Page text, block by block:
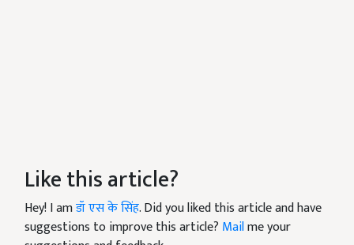
Like this article?
Hey! I amडॉ एस के सिंह. Did you liked this article and have
suggestions to improve this article? Mailme your